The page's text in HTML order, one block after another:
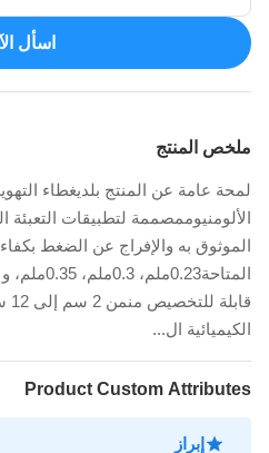
اسأل
ملخص المنتج
لمحة عامة عن المنتج بلديغطاء
الألومنيوممصممة لتطبيقات
الموثوق به والإفراج عن الضغط
الكيميائية ال...
Product Custom Attributes
إبراز